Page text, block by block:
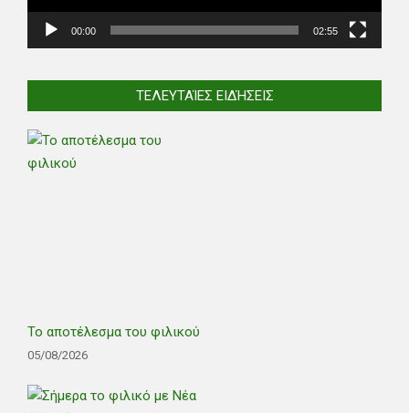
00:00 02:55
ΤΕΛΕΥΤΑΊΕΣ ΕΙΔΉΣΕΙΣ
Το αποτέλεσμα του φιλικού
05/08/2026